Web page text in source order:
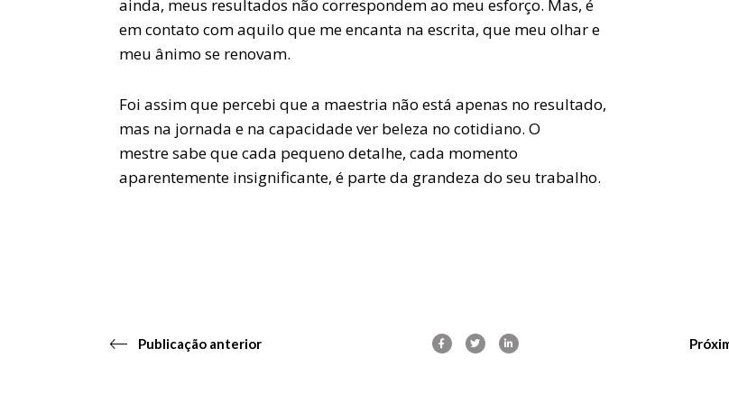
ainda, meus resultados não correspondem ao meu esforço. Mas, é
em contato com aquilo que me encanta na escrita, que meu olhar e
meu ânimo se renovam.
Foi assim que percebi que a maestria não está apenas no resultado,
mas na jornada e na capacidade ver beleza no cotidiano. O
mestresabe que cada pequeno detalhe, cada momento
aparentemente insignificante, é parte da grandeza do seu trabalho.
Publicação anterior